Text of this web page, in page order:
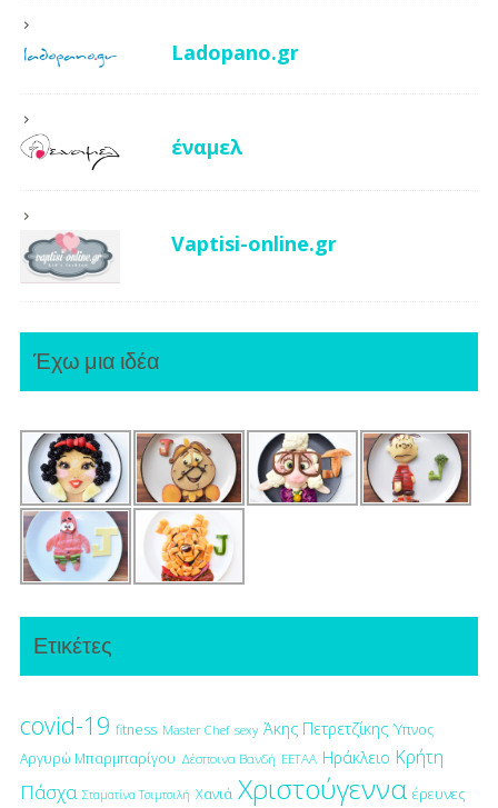
Ladopano.gr
έναμελ
Vaptisi-online.gr
Έχω μια ιδέα
Ετικέτες
covid-19 fitness Master Chef sexy Άκης Πετρετζίκης Ύπνος
Αργυρώ Μπαρμπαρίγου Δέσποινα Βανδή ΕΕΤΑΑ Ηράκλειο Κρήτη
Πάσχα Σταματίνα Τσιμτσιλή Χανιά Χριστούγεννα έρευνες